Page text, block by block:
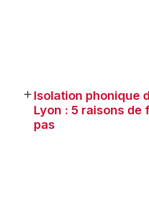
Isolation phonique
Lyon : 5 raisons de
pas